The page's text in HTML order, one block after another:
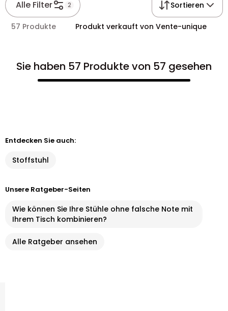
Alle Filter 2 Sortieren
57 Produkte Produkt verkauft von Vente-unique
Sie haben 57 Produkte von 57 gesehen
Entdecken Sie auch:
Stoffstuhl
Unsere Ratgeber-Seiten
Wie können Sie Ihre Stühle ohne falsche Note mit
Ihrem Tisch kombinieren?
Alle Ratgeber ansehen